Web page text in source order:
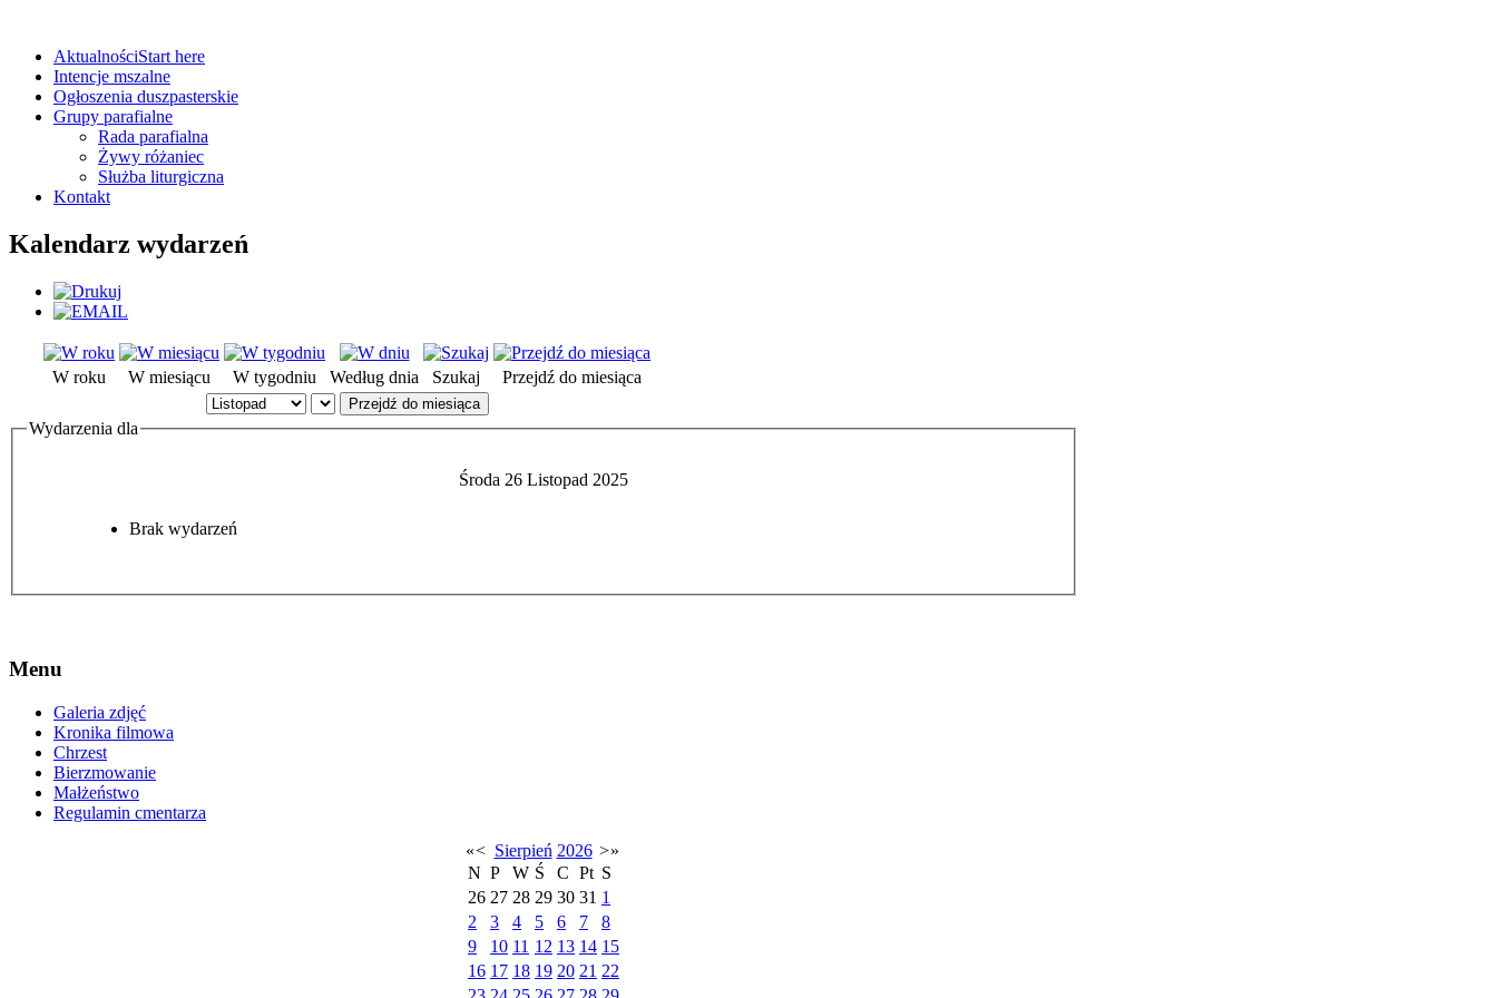
AktualnościStart here
Intencje mszalne
Ogłoszenia duszpasterskie
Grupy parafialne
Rada parafialna
Żywy różaniec
Służba liturgiczna
Kontakt
Kalendarz wydarzeń
W roku W miesiącu W tygodniu Według dnia Szukaj Przejdź do miesiąca
Przejdź do miesiąca
Wydarzenia dla
Środa 26 Listopad 2025
Brak wydarzeń
Menu
Galeria zdjęć
Kronika filmowa
Chrzest
Bierzmowanie
Małżeństwo
Regulamin cmentarza
«< Sierpień 2026 >»
N P W Ś C Pt S
26 27 28 29 30 31 1
2
3 4 5 6 7
8
9
10 11 12 13 14 15
16 17 18 19 20 21 22